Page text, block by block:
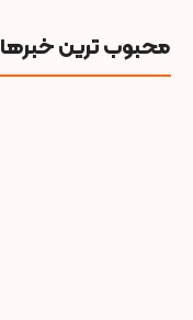
محبوب ترین خبرها